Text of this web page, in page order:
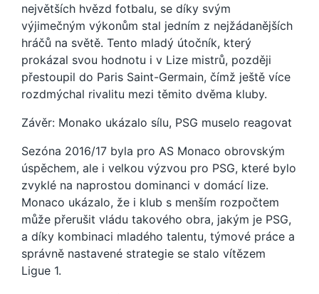
největších hvězd fotbalu, se díky svým
výjimečným výkonům stal jedním z nejžádanějších
hráčů na světě. Tento mladý útočník, který
prokázal svou hodnotu i v Lize mistrů, později
přestoupil do Paris Saint-Germain, čímž ještě více
rozdmýchal rivalitu mezi těmito dvěma kluby.
Závěr: Monako ukázalo sílu, PSG muselo reagovat
Sezóna 2016/17 byla pro AS Monaco obrovským
úspěchem, ale i velkou výzvou pro PSG, které bylo
zvyklé na naprostou dominanci v domácí lize.
Monaco ukázalo, že i klub s menším rozpočtem
může přerušit vládu takového obra, jakým je PSG,
a díky kombinaci mladého talentu, týmové práce a
správně nastavené strategie se stalo vítězem
Ligue 1.